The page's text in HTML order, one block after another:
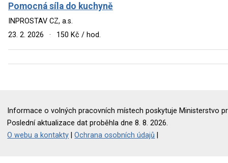
Pomocná síla do kuchyně
INPROSTAV CZ, a.s.
23. 2. 2026
· 150 Kč / hod.
Informace o volných pracovních místech poskytuje Ministerstvo
Poslední aktualizace dat proběhla dne 8. 8. 2026.
O webu a kontakty |Ochrana osobních údajů